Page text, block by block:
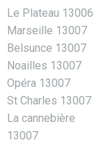
Le Plateau 13006
Marseille 13007
Belsunce 13007
Noailles 13007
Opéra 13007
St Charles 13007
La cannebière
13007